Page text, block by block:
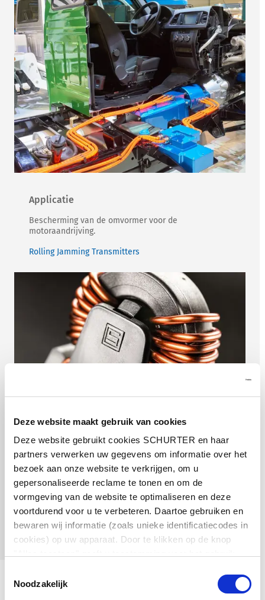
Deze website maakt gebruik van cookies
Deze website gebruikt cookies SCHURTER en haar
partners verwerken uw gegevens om informatie over het
bezoek aan onze website te verkrijgen, om u
gepersonaliseerde reclame te tonen en om de
vormgeving van de website te optimaliseren en deze
voortdurend voor u te verbeteren. Daartoe gebruiken en
bewaren wij informatie (zoals unieke identificatiecodes in
cookies) op uw apparaat. Door te klikken op de knop
U kunt uw keuzes te allen tijde beheren door onderaan de
pagina op ""Cookievoorkeuren beheren"" te klikken. Deze
Noodzakelijk
Applicatie
Bescherming van de omvormer voor de
motoraandrijving.
Rolling Jamming Transmitters
DKIV-1
Gecompenseerde hoge stroomchoke Compacte
afmetingen en licht gewicht. Verkrijgbaar met
nanokristallijne of ferriet ringkernen.
Datasheet DKIV-1
Componenten voor